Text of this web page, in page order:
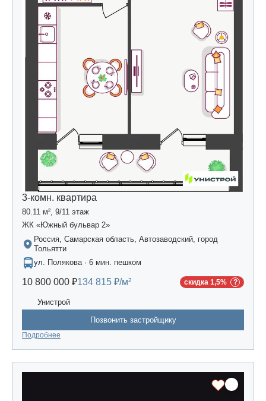
3-комн. квартира
80.11 м², 9/11 этаж
ЖК «Южный бульвар 2»
Россия, Самарская область, Автозаводский, город
Тольятти
ул. Полякова · 6 мин. пешком
10 800 000 ₽134 815 ₽/м² скидка 1,5%
Унистрой
Позвонить застройщику
Подробнее